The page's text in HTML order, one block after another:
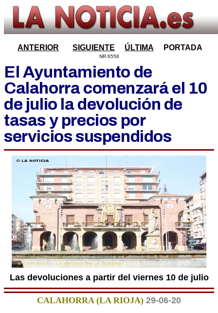
ANTERIOR SIGUIENTE ÚLTIMA PORTADA
NR:6558
El Ayuntamiento de
Calahorra comenzará el 10
de julio la devolución de
tasas y precios por
servicios suspendidos
Las devoluciones a partir del viernes 10 de julio
CALAHORRA (LA RIOJA) 29-06-20